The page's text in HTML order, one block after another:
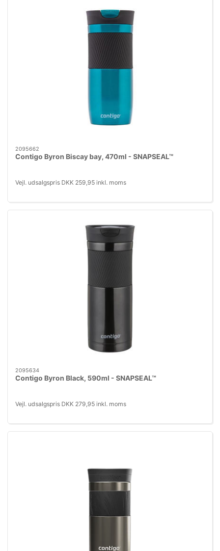
2095662
Contigo Byron Biscay bay, 470ml - SNAPSEAL™
Vejl. udsalgspris DKK 259,95 inkl. moms
2095634
Contigo Byron Black, 590ml - SNAPSEAL™
Vejl. udsalgspris DKK 279,95 inkl. moms